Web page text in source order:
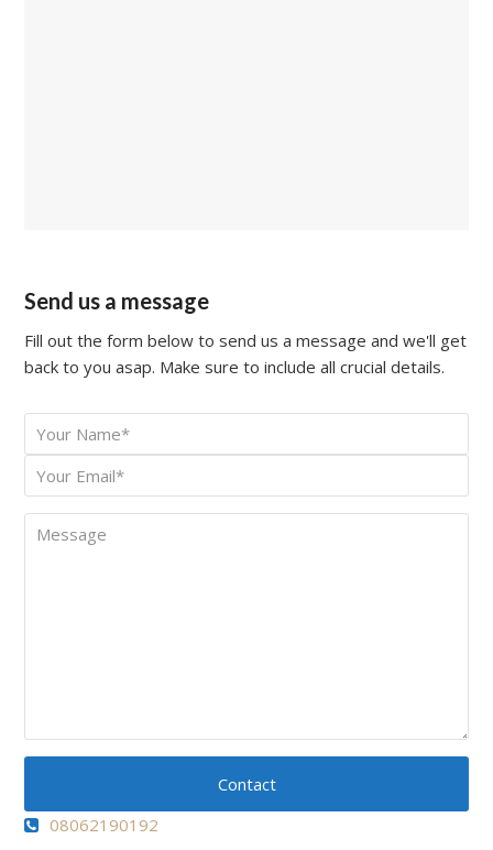
Send us a message
Fill out the form below to send us a message and we'll get
back to you asap. Make sure to include all crucial details.
Your
Name *
Your
Email
Message
Contact
08062190192